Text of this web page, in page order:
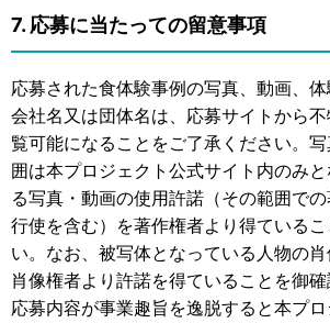
7. 応募に当たっての留意事項
応募された食体験事例の写真、動画、
会社名又は団体名は、応募サイトから
覧可能になることをご了承ください。
囲は本プロジェクト公式サイト内のみ
る写真・動画の使用許諾（その範囲で
行使を含む）を著作権者より得ている
い。なお、被写体となっている人物の肖
肖像権者より許諾を得ていることを御確
応募内容が事業趣旨を逸脱すると本プ